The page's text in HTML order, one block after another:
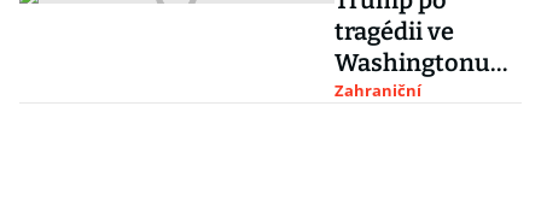
tragédii ve
Washingtonu
ztrácí podporu.
Zahraniční